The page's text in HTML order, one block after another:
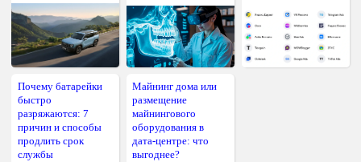
Почему батарейки
быстро
разряжаются: 7
причин и способы
продлить срок
службы
Майнинг дома или
размещение
майнингового
оборудования в
дата-центре: что
выгоднее?